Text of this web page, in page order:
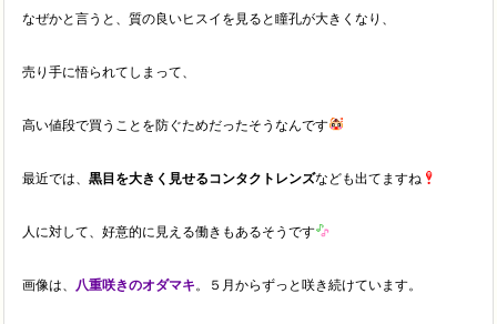
なぜかと言うと、質の良いヒスイを見ると瞳孔が大きくなり、
売り手に悟られてしまって、
高い値段で買うことを防ぐためだったそうなんです
最近では、 黒目を大きく見せるコンタクトレンズなども出てますね
人に対して、好意的に見える働きもあるそうです
画像は、 八重咲きのオダマキ 。５月からずっと咲き続けています。